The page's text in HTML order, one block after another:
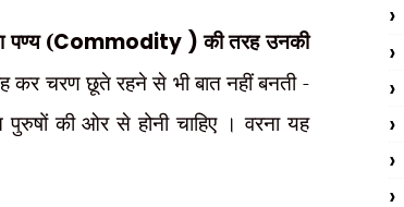
पण्य (Commodity )की तरह उनकी
कर चरण छूते रहने से भी बात नहीं बनती -
की ओर से होनी चाहिए । वरना यह